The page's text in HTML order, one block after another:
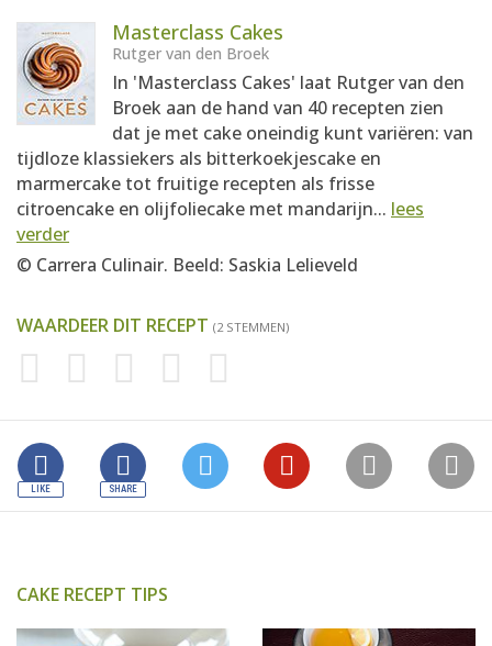
Masterclass Cakes
Rutger van den Broek
In 'Masterclass Cakes' laat Rutger van den
Broek aan de hand van 40 recepten zien
dat je met cake oneindig kunt variëren: van
tijdloze klassiekers als bitterkoekjescake en
marmercake tot fruitige recepten als frisse
citroencake en olijfoliecake met mandarijn... lees
verder
© Carrera Culinair. Beeld: Saskia Lelieveld
WAARDEER DIT RECEPT (2 STEMMEN)
CAKE RECEPT TIPS